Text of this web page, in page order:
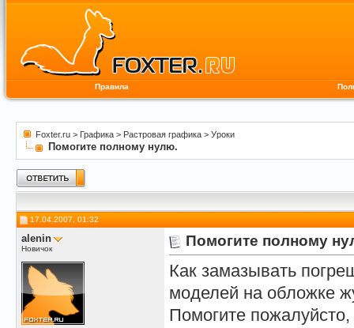
Правила
Foxter.ru > Графика > Растровая графика > Уроки
Помогите полному нулю.
17.04.2007, 01:32
alenin
Новичок Помогите полному
Как замазывать
моделей на обложке
Помогите пожалуйсто,